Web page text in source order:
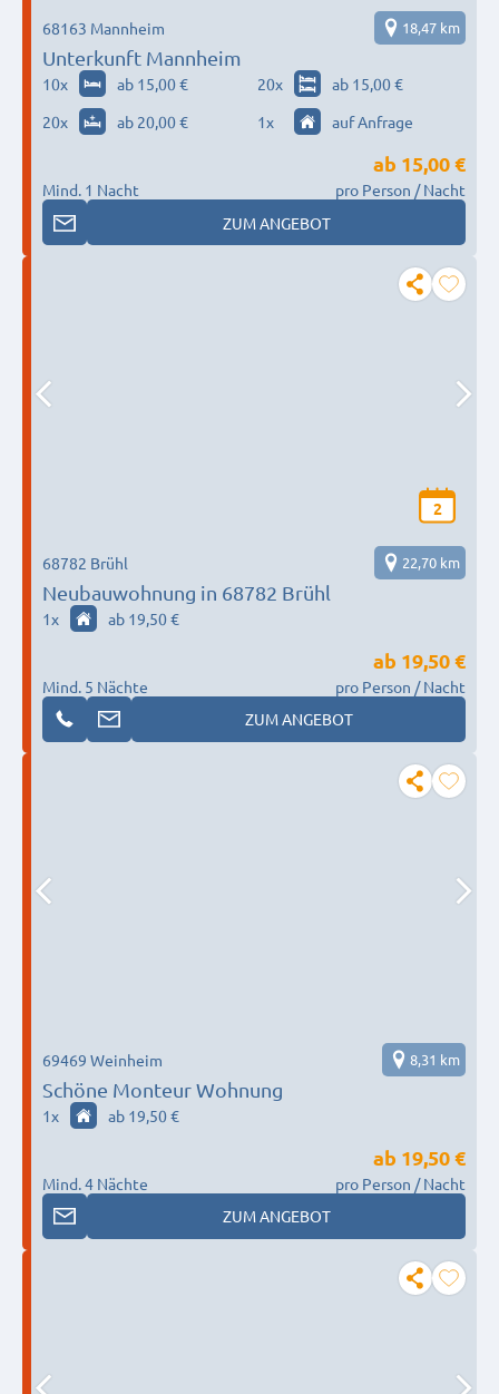
Unterkunft Mannheim
68163 Mannheim 18,47 km
10x ab 15,00 € 20x
ab 15,00 €
20x ab 20,00 € 1x auf Anfrage
Mind. 1 Nacht
ab 15,00 €
pro Person / Nacht
ZUM ANGEBOT
2
Neubauwohnung in 68782 Brühl
68782 Brühl 22,70 km
1x ab 19,50 €
Mind. 5 Nächte
ab 19,50 €
pro Person / Nacht
ZUM ANGEBOT
Schöne Monteur Wohnung
69469 Weinheim 8,31 km
1x ab 19,50 €
Mind. 4 Nächte
ab 19,50 €
pro Person / Nacht
ZUM ANGEBOT